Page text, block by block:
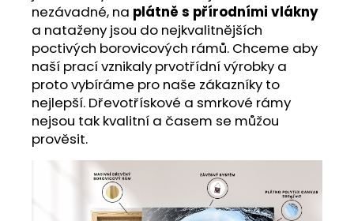
nezávadné, na plátně s přírodními vlákny
a nataženy jsou do nejkvalitnějších
poctivých borovicových rámů. Chceme aby
naší prací vznikaly prvotřídní výrobky a
proto vybíráme pro naše zákazníky to
nejlepší. Dřevotřískové a smrkové rámy
nejsou tak kvalitní a časem se můžou
prověsit.